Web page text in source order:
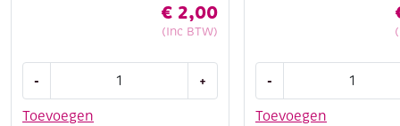
€ 2,00
(Inc BTW)
Toevoegen
-
kit,
+
Toevoegen
-
do